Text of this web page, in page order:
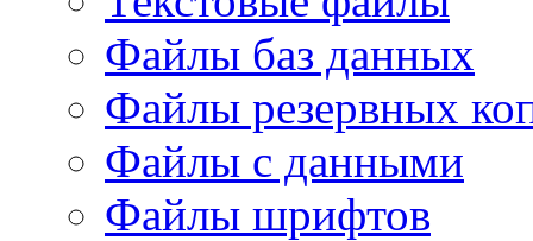
Файлы баз данных
Файлы резервных
Файлы с данными
Файлы шрифтов